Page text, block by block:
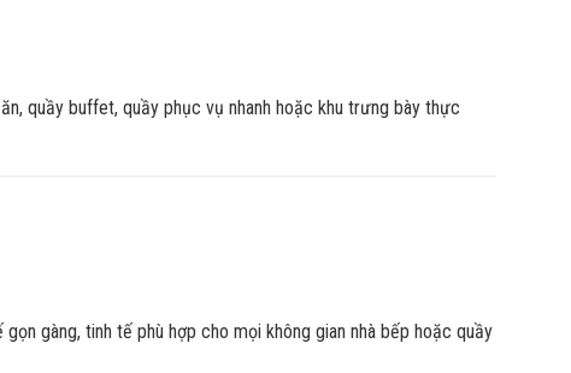
quầy buffet, quầy phục vụ nhanh hoặc khu trưng bày thực
gàng, tinh tế phù hợp cho mọi không gian nhà bếp hoặc quầy